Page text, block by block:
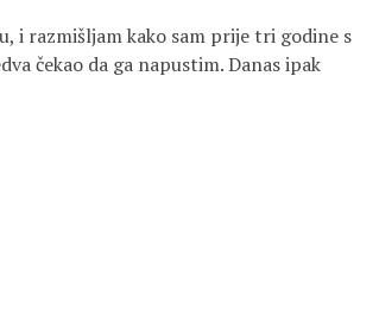
i razmišljam kako sam prije tri godine s
čekao da ga napustim. Danas ipak